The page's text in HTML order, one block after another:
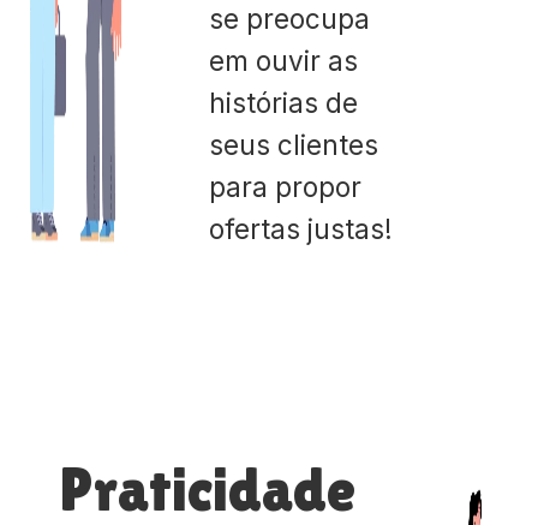
se preocupa
em ouvir as
histórias de
seus clientes
para propor
ofertas justas!
Praticidade